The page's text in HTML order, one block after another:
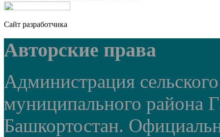
Сайт разработчика
Авторские права
Администрация
муниципального района
Башкортостан.